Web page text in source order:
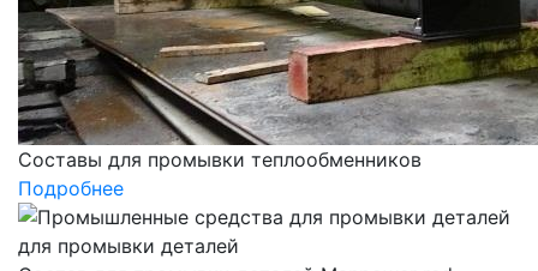
Составы для промывки теплообменников
Подробнее